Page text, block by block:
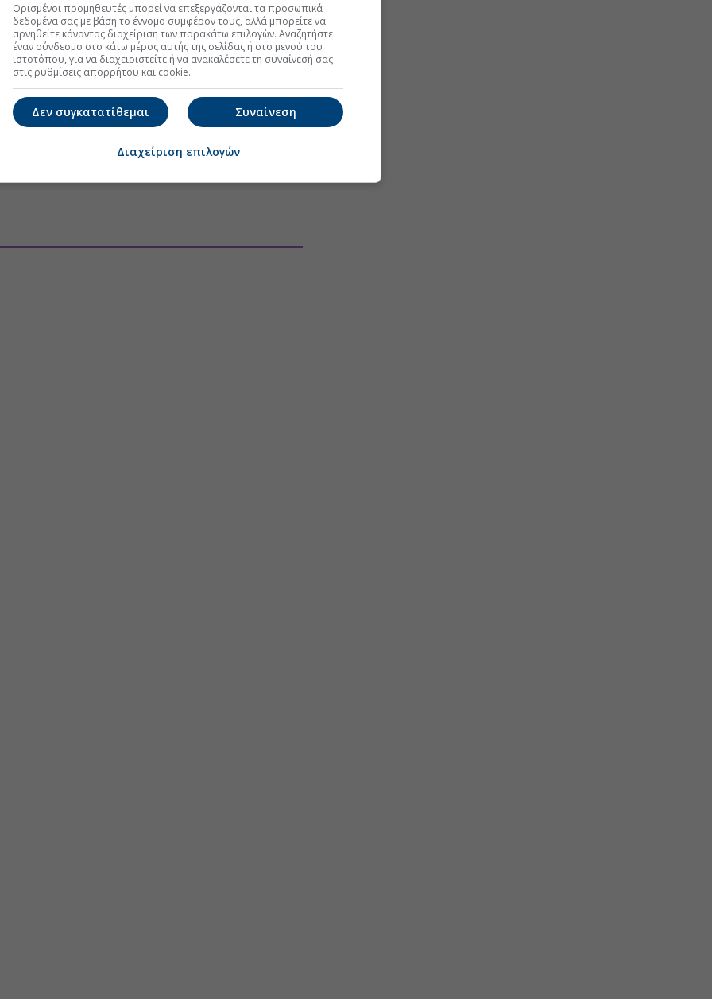
Ορισμένοι προμηθευτές μπορεί να επεξεργάζονται τα προσωπικά
δεδομένα σας με βάση το έννομο συμφέρον τους, αλλά μπορείτε να
αρνηθείτε κάνοντας διαχείριση των παρακάτω επιλογών. Αναζητήστε
έναν σύνδεσμο στο κάτω μέρος αυτής της σελίδας ή στο μενού του
ιστοτόπου, για να διαχειριστείτε ή να ανακαλέσετε τη συναίνεσή σας
στις ρυθμίσεις απορρήτου και cookie.
Συναίνεση
Δεν συγκατατίθεμαι
Διαχείριση επιλογών